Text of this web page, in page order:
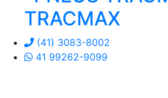
TRACMAX
(41) 3083-8002
41 99262-9099